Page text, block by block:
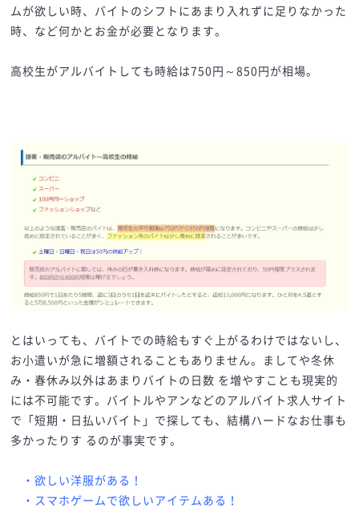
ムが欲しい時、バイトのシフトにあまり入れずに足りなかった
時、など何かとお金が必要となります。
高校生がアルバイトしても時給は750円～850円が相場。
とはいっても、バイトでの時給もすぐ上がるわけではないし、
お小遣いが急に増額されることもありません。ましてや冬休
み・春休み以外はあまりバイトの日数 を増やすことも現実的
には不可能です。バイトルやアンなどのアルバイト求人サイト
で「短期・日払いバイト」で探しても、結構ハードなお仕事も
多かったりす るのが事実です。
・欲しい洋服がある！
・スマホゲームで欲しいアイテムある！